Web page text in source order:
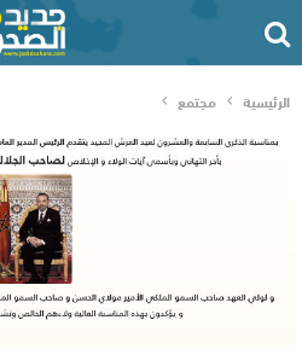
الرئيسية مجتمع